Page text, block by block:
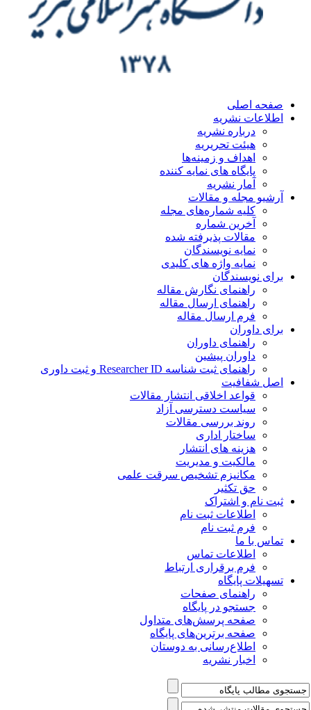
اصلی
نشریه
درباره نشریه
هیئت تحریریه
اهداف و زمینه‌ها
پایگاه های نمایه کننده
آمار نشریه
مجله و مقالات
کلیه شماره‌های مجله
آخرین شماره
مقالات پذیرفته شده
نمایه نویسندگان
نمایه واژه های کلیدی
نویسندگان
راهنمای نگارش مقاله
راهنمای ارسال مقاله
فرم ارسال مقاله
داوران
راهنمای داوران
داوران پیشین
راهنمای ثبت شناسه Researcher ID و ثبت داوری
شفافیت
قواعد اخلاقی انتشار مقالات
سیاست دسترسی آزاد
روند بررسی مقالات
ساختار اداری
هزینه های انتشار
مالکیت و مدیریت
ﻣﮑﺎﻧﯿﺰم ﺗﺸﺨﯿﺺ ﺳﺮﻗﺖ ﻋﻠﻤﯽ
حق تکثیر
نام و اشتراک
اطلاعات ثبت نام
فرم ثبت نام
با ما
اطلاعات تماس
فرم برقراری ارتباط
پایگاه
راهنمای صفحات
جستجو در پایگاه
صفحه پرسش‌های متداول
صفحه برترین‌های پایگاه
اطلاع‌رسانی به دوستان
اخبار نشریه